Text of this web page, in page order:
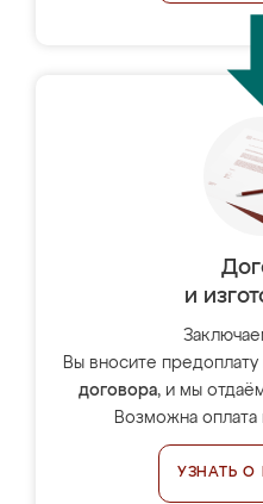
и
Вы вносите
договора, и мы
Возможна оплата
УЗНАТЬ О